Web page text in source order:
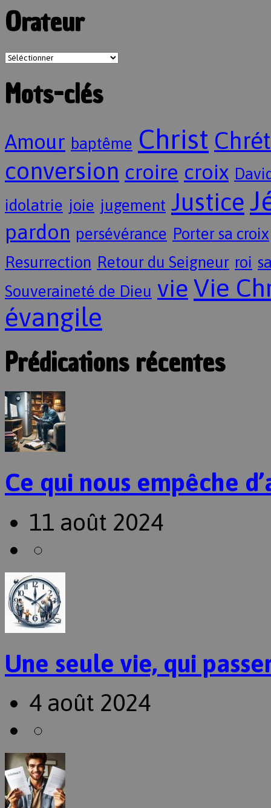
Orateur
Mots-clés
Amour baptême Christ
conversion croire croix
idolatrie joie jugement Justice
pardon persévérance Porter sa croix
Resurrection Retour du Seigneur roi
Souveraineté de Dieu vie Vie
évangile
Prédications récentes
Ce qui nous empêche
11 août 2024
Une seule vie, qui
4 août 2024